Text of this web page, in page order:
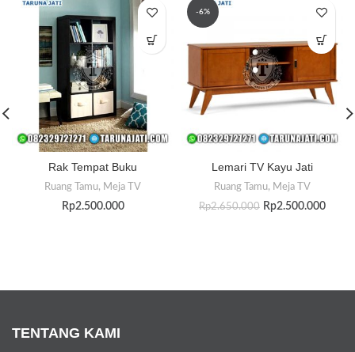
Rak Tempat Buku
Ruang Tamu, Meja TV
Rp2.500.000
-6%
Lemari TV Kayu Jati
Ruang Tamu, Meja TV
Rp2.650.000 Rp2.500.000
TENTANG KAMI